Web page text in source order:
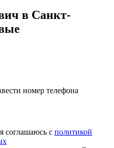
в Санкт-
номер телефона
соглашаюсь с политикой